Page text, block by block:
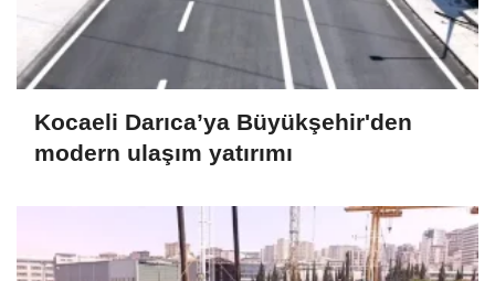
Kocaeli Darıca’ya Büyükşehir'den
modern ulaşım yatırımı